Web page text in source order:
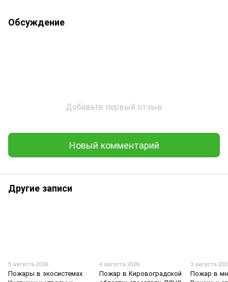
Обсуждение
Добавьте первый отзыв
Новый комментарий
Другие записи
5 августа 2026
Пожары в экосистемах
4 августа 2026
Пожар в Кировоградской
3 августа
Пожар в